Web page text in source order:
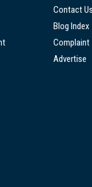
Contact Us
Blog Index
Complaint
Advertise